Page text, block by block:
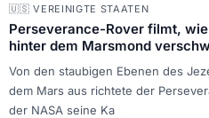
🇺🇸 VEREINIGTE STAATEN
Perseverance-Rover filmt,
hinter dem Marsmond
Von den staubigen Ebenen des
dem Mars aus richtete der
der NASA seine Ka